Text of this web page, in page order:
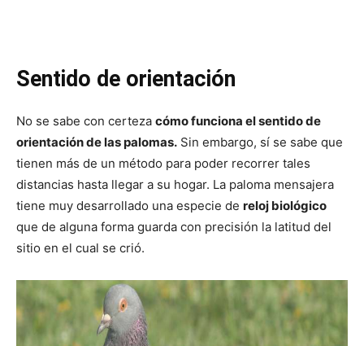
Sentido de orientación
No se sabe con certeza cómo funciona el sentido de
orientación de las palomas. Sin embargo, sí se sabe que
tienen más de un método para poder recorrer tales
distancias hasta llegar a su hogar. La paloma mensajera
tiene muy desarrollado una especie de reloj biológico
que de alguna forma guarda con precisión la latitud del
sitio en el cual se crió.